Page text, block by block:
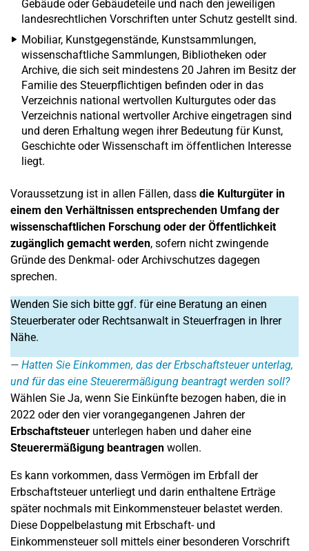
Gebäude oder Gebäudeteile und nach den jeweiligen
landesrechtlichen Vorschriften unter Schutz gestellt sind.
Mobiliar, Kunstgegenstände, Kunstsammlungen,
wissenschaftliche Sammlungen, Bibliotheken oder
Archive, die sich seit mindestens 20 Jahren im Besitz der
Familie des Steuerpflichtigen befinden oder in das
Verzeichnis national wertvollen Kulturgutes oder das
Verzeichnis national wertvoller Archive eingetragen sind
und deren Erhaltung wegen ihrer Bedeutung für Kunst,
Geschichte oder Wissenschaft im öffentlichen Interesse
liegt.
Voraussetzung ist in allen Fällen, dass die Kulturgüter in
einem den Verhältnissen entsprechenden Umfang der
wissenschaftlichen Forschung oder der Öffentlichkeit
zugänglich gemacht werden, sofern nicht zwingende
Gründe des Denkmal- oder Archivschutzes dagegen
sprechen.
Wenden Sie sich bitte ggf. für eine Beratung an einen
Steuerberater oder Rechtsanwalt in Steuerfragen in Ihrer
Nähe.
Hatten Sie Einkommen, das der Erbschaftsteuer unterlag,
und für das eine Steuerermäßigung beantragt werden soll?
Wählen Sie Ja, wenn Sie Einkünfte bezogen haben, die in
2022 oder den vier vorangegangenen Jahren der
Erbschaftsteuer unterlegen haben und daher eine
Steuerermäßigung beantragen wollen.
Es kann vorkommen, dass Vermögen im Erbfall der
Erbschaftsteuer unterliegt und darin enthaltene Erträge
später nochmals mit Einkommensteuer belastet werden.
Diese Doppelbelastung mit Erbschaft- und
Einkommensteuer soll mittels einer besonderen Vorschrift